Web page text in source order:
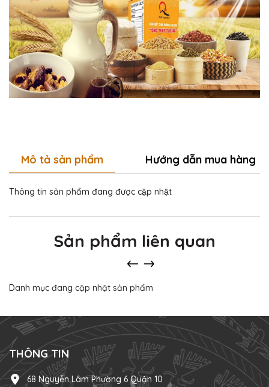
Mô tả sản phẩm Hướng dẫn mua hàng
Thông tin sản phẩm đang được cập nhật
Sản phẩm liên quan
Danh mục đang cập nhật sản phẩm
THÔNG TIN
68 Nguyễn Lâm Phường 6 Quận 10